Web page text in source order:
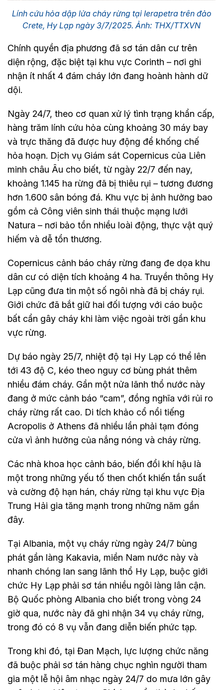
Lính cứu hỏa dập lửa cháy rừng tại Ierapetra trên đảo
Crete, Hy Lạp ngày 3/7/2025. Ảnh: THX/TTXVN
Chính quyền địa phương đã sơ tán dân cư trên
diện rộng, đặc biệt tại khu vực Corinth – nơi ghi
nhận ít nhất 4 đám cháy lớn đang hoành hành dữ
dội.
Ngày 24/7, theo cơ quan xử lý tình trạng khẩn cấp,
hàng trăm lính cứu hỏa cùng khoảng 30 máy bay
và trực thăng đã được huy động để khống chế
hỏa hoạn. Dịch vụ Giám sát Copernicus của Liên
minh châu Âu cho biết, từ ngày 22/7 đến nay,
khoảng 1.145 ha rừng đã bị thiêu rụi – tương đương
hơn 1.600 sân bóng đá. Khu vực bị ảnh hưởng bao
gồm cả Công viên sinh thái thuộc mạng lưới
Natura – nơi bảo tồn nhiều loài động, thực vật quý
hiếm và dễ tổn thương.
Copernicus cảnh báo cháy rừng đang đe dọa khu
dân cư có diện tích khoảng 4 ha. Truyền thông Hy
Lạp cũng đưa tin một số ngôi nhà đã bị cháy rụi.
Giới chức đã bắt giữ hai đối tượng với cáo buộc
bất cẩn gây cháy khi làm việc ngoài trời gần khu
vực rừng.
Dự báo ngày 25/7, nhiệt độ tại Hy Lạp có thể lên
tới 43 độ C, kéo theo nguy cơ bùng phát thêm
nhiều đám cháy. Gần một nửa lãnh thổ nước này
đang ở mức cảnh báo “cam”, đồng nghĩa với rủi ro
cháy rừng rất cao. Di tích khảo cổ nổi tiếng
Acropolis ở Athens đã nhiều lần phải tạm đóng
cửa vì ảnh hưởng của nắng nóng và cháy rừng.
Các nhà khoa học cảnh báo, biến đổi khí hậu là
một trong những yếu tố then chốt khiến tần suất
và cường độ hạn hán, cháy rừng tại khu vực Địa
Trung Hải gia tăng mạnh trong những năm gần
đây.
Tại Albania, một vụ cháy rừng ngày 24/7 bùng
phát gần làng Kakavia, miền Nam nước này và
nhanh chóng lan sang lãnh thổ Hy Lạp, buộc giới
chức Hy Lạp phải sơ tán nhiều ngôi làng lân cận.
Bộ Quốc phòng Albania cho biết trong vòng 24
giờ qua, nước này đã ghi nhận 34 vụ cháy rừng,
trong đó có 8 vụ vẫn đang diễn biến phức tạp.
Trong khi đó, tại Đan Mạch, lực lượng chức năng
đã buộc phải sơ tán hàng chục nghìn người tham
gia một lễ hội âm nhạc ngày 24/7 do mưa lớn gây